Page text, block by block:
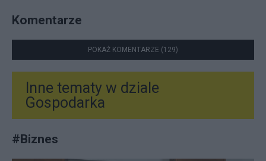
Komentarze
POKAŻ KOMENTARZE (129)
Inne tematy w dziale
Gospodarka
#Biznes